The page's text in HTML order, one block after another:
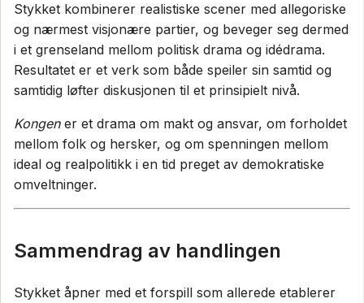
Stykket kombinerer realistiske scener med allegoriske
og nærmest visjonære partier, og beveger seg dermed
i et grenseland mellom politisk drama og idédrama.
Resultatet er et verk som både speiler sin samtid og
samtidig løfter diskusjonen til et prinsipielt nivå.
Kongener et drama om makt og ansvar, om forholdet
mellom folk og hersker, og om spenningen mellom
ideal og realpolitikk i en tid preget av demokratiske
omveltninger.
Sammendrag av handlingen
Stykket åpner med et forspill som allerede etablerer